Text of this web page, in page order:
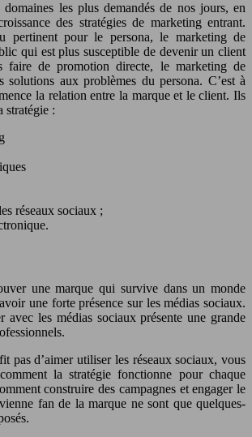
les plus demandés de nos jours, en
des stratégies de marketing entrant.
pertinent pour le persona, le marketing de
qui est plus susceptible de devenir un client
faire de promotion directe, le marketing de
solutions aux problèmes du persona. C’est à
la relation entre la marque et le client. Ils
stratégie :
réseaux sociaux ;
une marque qui survive dans un monde
une forte présence sur les médias sociaux.
avec les médias sociaux présente une grande
pas d’aimer utiliser les réseaux sociaux, vous
la stratégie fonctionne pour chaque
construire des campagnes et engager le
fan de la marque ne sont que quelques-